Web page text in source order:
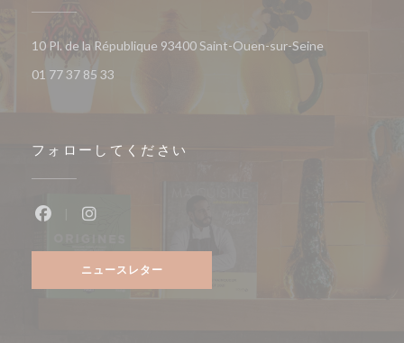
10 Pl. de la République 93400 Saint-Ouen-sur-Seine
01 77 37 85 33
フォローしてください
ニュースレター